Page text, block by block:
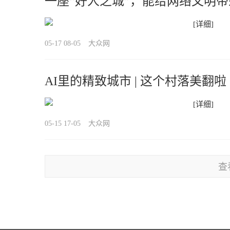
[详细]
05-17 08-05 大众网
AI里的精致城市 | 这个村落美翻啦
[详细]
05-15 17-05 大众网
查